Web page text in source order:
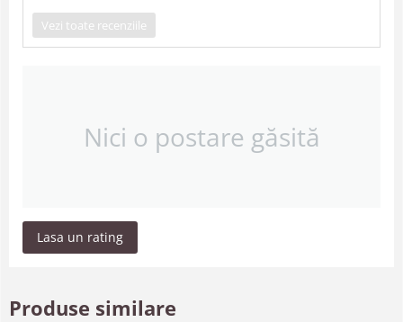
Vezi toate recenziile
Nici o postare găsită
Lasa un rating
Produse similare